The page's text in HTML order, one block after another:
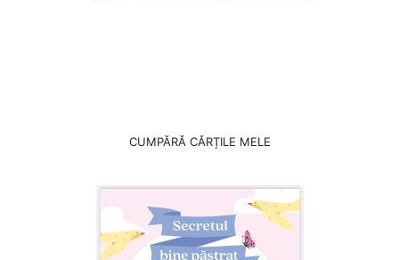
CUMPĂRĂ CĂRȚILE MELE